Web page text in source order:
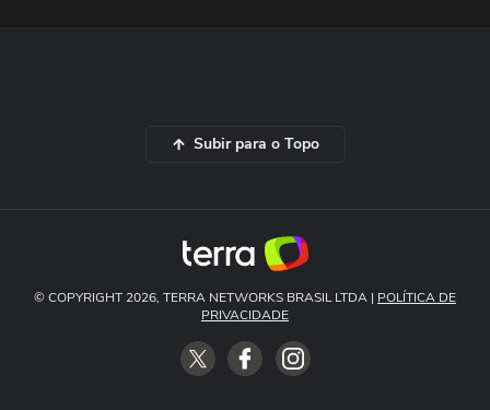
Subir para o Topo
© COPYRIGHT 2026, TERRA NETWORKS BRASIL LTDA | POLÍTICA DE
PRIVACIDADE